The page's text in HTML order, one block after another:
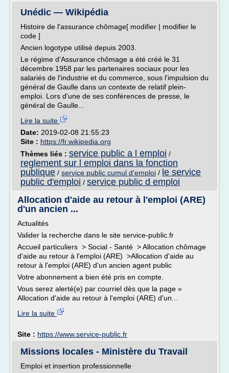
Unédic — Wikipédia
Histoire de l'assurance chômage[ modifier | modifier le
code ]
Ancien logotype utilisé depuis 2003.
Le régime d'Assurance chômage a été créé le 31
décembre 1958 par les partenaires sociaux pour les
salariés de l'industrie et du commerce, sous l'impulsion du
général de Gaulle dans un contexte de relatif plein-
emploi. Lors d'une de ses conférences de presse, le
général de Gaulle...
Lire la suite
Date: 2019-02-08 21:55:23
Site : https://fr.wikipedia.org
Thèmes liés : service public a l emploi /
reglement sur l emploi dans la fonction
publique / service public cumul d'emploi / le service
public d'emploi / service public d emploi
Allocation d'aide au retour à l'emploi (ARE)
d'un ancien ...
Actualités
Valider la recherche dans le site service-public.fr
Accueil particuliers > Social - Santé > Allocation chômage
d'aide au retour à l'emploi (ARE) >Allocation d'aide au
retour à l'emploi (ARE) d'un ancien agent public
Votre abonnement a bien été pris en compte.
Vous serez alerté(e) par courriel dès que la page «
Allocation d'aide au retour à l'emploi (ARE) d'un...
Lire la suite
Site : https://www.service-public.fr
Missions locales - Ministère du Travail
Emploi et insertion professionnelle